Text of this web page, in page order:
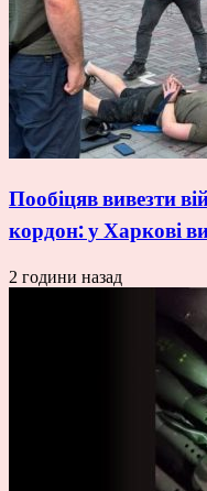
Пообіцяв вивезти
кордон: у Харкові
2 години назад